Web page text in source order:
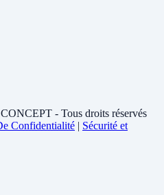
- Tous droits réservés
Confidentialité | Sécurité et